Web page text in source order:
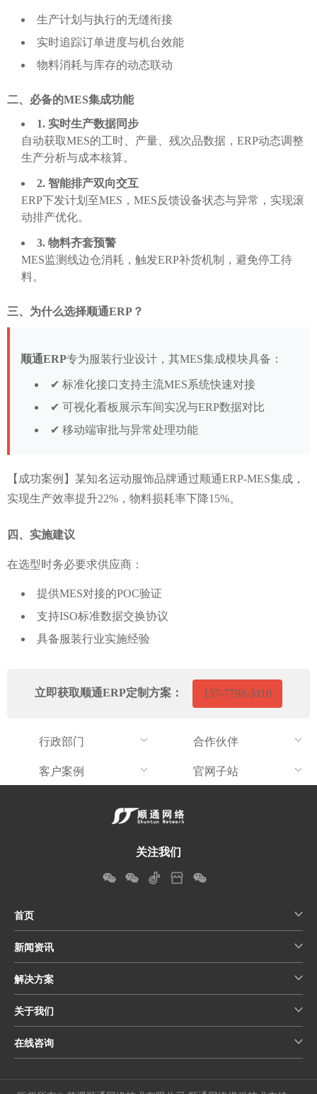
生产计划与执行的无缝衔接
实时追踪订单进度与机台效能
物料消耗与库存的动态联动
二、必备的MES集成功能
1. 实时生产数据同步
自动获取MES的工时、产量、残次品数据，ERP动态调整
生产分析与成本核算。
2. 智能排产双向交互
ERP下发计划至MES，MES反馈设备状态与异常，实现滚
动排产优化。
3. 物料齐套预警
MES监测线边仓消耗，触发ERP补货机制，避免停工待
料。
三、为什么选择顺通ERP？
顺通ERP专为服装行业设计，其MES集成模块具备：
✔ 标准化接口支持主流MES系统快速对接
✔ 可视化看板展示车间实况与ERP数据对比
✔ 移动端审批与异常处理功能
【成功案例】某知名运动服饰品牌通过顺通ERP-MES集成，
实现生产效率提升22%，物料损耗率下降15%。
四、实施建议
在选型时务必要求供应商：
提供MES对接的POC验证
支持ISO标准数据交换协议
具备服装行业实施经验
立即获取顺通ERP定制方案： 137-7798-3110
行政部门
合作伙伴
客户案例
官网子站
关注我们
首页
新闻资讯
解决方案
关于我们
在线咨询